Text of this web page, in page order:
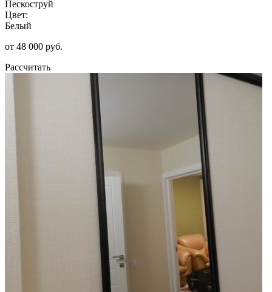
Пескоструй
Цвет:
Белый
от 48 000 руб.
Рассчитать